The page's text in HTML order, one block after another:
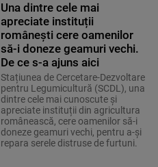
Una dintre cele mai
apreciate instituții
românești cere oamenilor
să-i doneze geamuri vechi.
De ce s-a ajuns aici
Stațiunea de Cercetare-Dezvoltare
pentru Legumicultură (SCDL), una
dintre cele mai cunoscute și
apreciate instituții din agricultura
românească, cere oamenilor să-i
doneze geamuri vechi, pentru a-și
repara serele distruse de furtuni.